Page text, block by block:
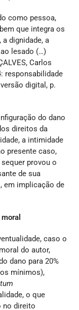
como pessoa,
que integra os
dignidade, a
lesado (…)
Carlos
responsabilidade
digital, p.
do dano
direitos da
a intimidade
presente caso,
provou o
de sua
em implicação de
caso o
do autor,
dano para 20%
mínimos),
o que
no direito